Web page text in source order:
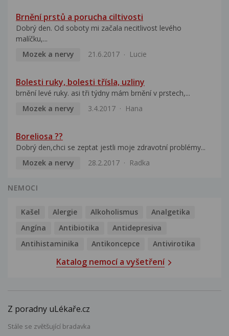
Brnění prstů a porucha ciltivosti
Dobrý den. Od soboty mi začala necitlivost levého
malíčku,...
Mozek a nervy
21.6.2017 Lucie
Bolesti ruky, bolesti třísla, uzliny
brnění levé ruky. asi tři týdny mám brnění v prstech,...
Mozek a nervy
3.4.2017 Hana
Boreliosa ??
Dobrý den,chci se zeptat jestli moje zdravotní problémy...
Mozek a nervy
28.2.2017 Radka
NEMOCI
Kašel Alergie Alkoholismus
Analgetika
Angína
Antibiotika
Antidepresiva
Antihistaminika
Antikoncepce Antivirotika
Katalog nemocí a vyšetření
Z poradny uLékaře.cz
Stále se zvětšující bradavka